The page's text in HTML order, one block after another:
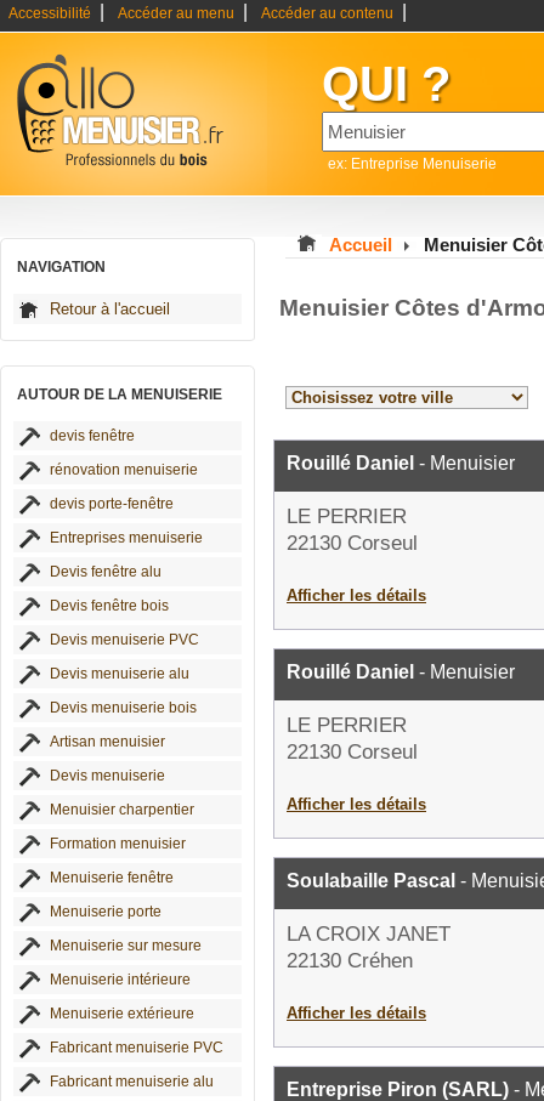
Accessibilité Accéder au menu Accéder au contenu
QUI ?
ex: Entreprise Menuiserie
NAVIGATION
Retour à l'accueil
AUTOUR DE LA MENUISERIE
devis fenêtre
rénovation menuiserie
devis porte-fenêtre
Entreprises menuiserie
Devis fenêtre alu
Devis fenêtre bois
Devis menuiserie PVC
Devis menuiserie alu
Devis menuiserie bois
Artisan menuisier
Devis menuiserie
Menuisier charpentier
Formation menuisier
Menuiserie fenêtre
Menuiserie porte
Menuiserie sur mesure
Menuiserie intérieure
Menuiserie extérieure
Fabricant menuiserie PVC
Fabricant menuiserie alu
Accueil Menuisier
Menuisier Côtes
Rouillé Daniel - Menuisier
LE PERRIER
22130 Corseul
Afficher les détails
Rouillé Daniel - Menuisier
LE PERRIER
22130 Corseul
Afficher les détails
Soulabaille Pascal -
LA CROIX JANET
22130 Créhen
Afficher les détails
Entreprise Piron (SARL) -